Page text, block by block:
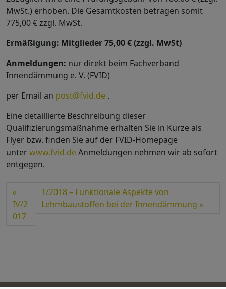
MwSt.) erhoben. Die Gesamtkosten betragen somit
775,00 € zzgl. MwSt.
Ermäßigung: Mitglieder 75,00 € (zzgl. MwSt)
Anmeldungen: nur direkt beim Fachverband
Innendämmung e. V. (FVID)
per Email an post@fvid.de .
Eine detaillierte Beschreibung dieser
Qualifizierungsmaßnahme erhalten Sie in Kürze als
Flyer bzw. finden Sie auf der FVID-Homepage
unterwww.fvid.deAnmeldungen nehmen wir ab sofort
entgegen.
IV/2
017
1/2018 – Funktionale Aspekte von
Lehmbaustoffen bei der Innendämmung